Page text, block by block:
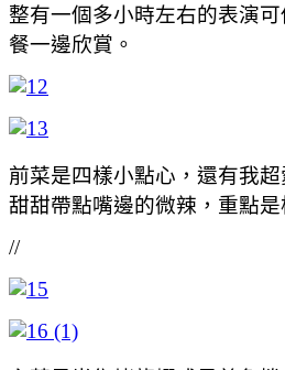
整有一個多小時左右的表演
餐一邊欣賞。
前菜是四樣小點心，還有我
甜甜帶點嘴邊的微辣，重點是
//